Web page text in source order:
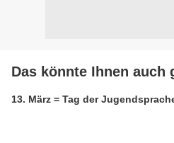
Das könnte Ihnen auch
13. März = Tag der